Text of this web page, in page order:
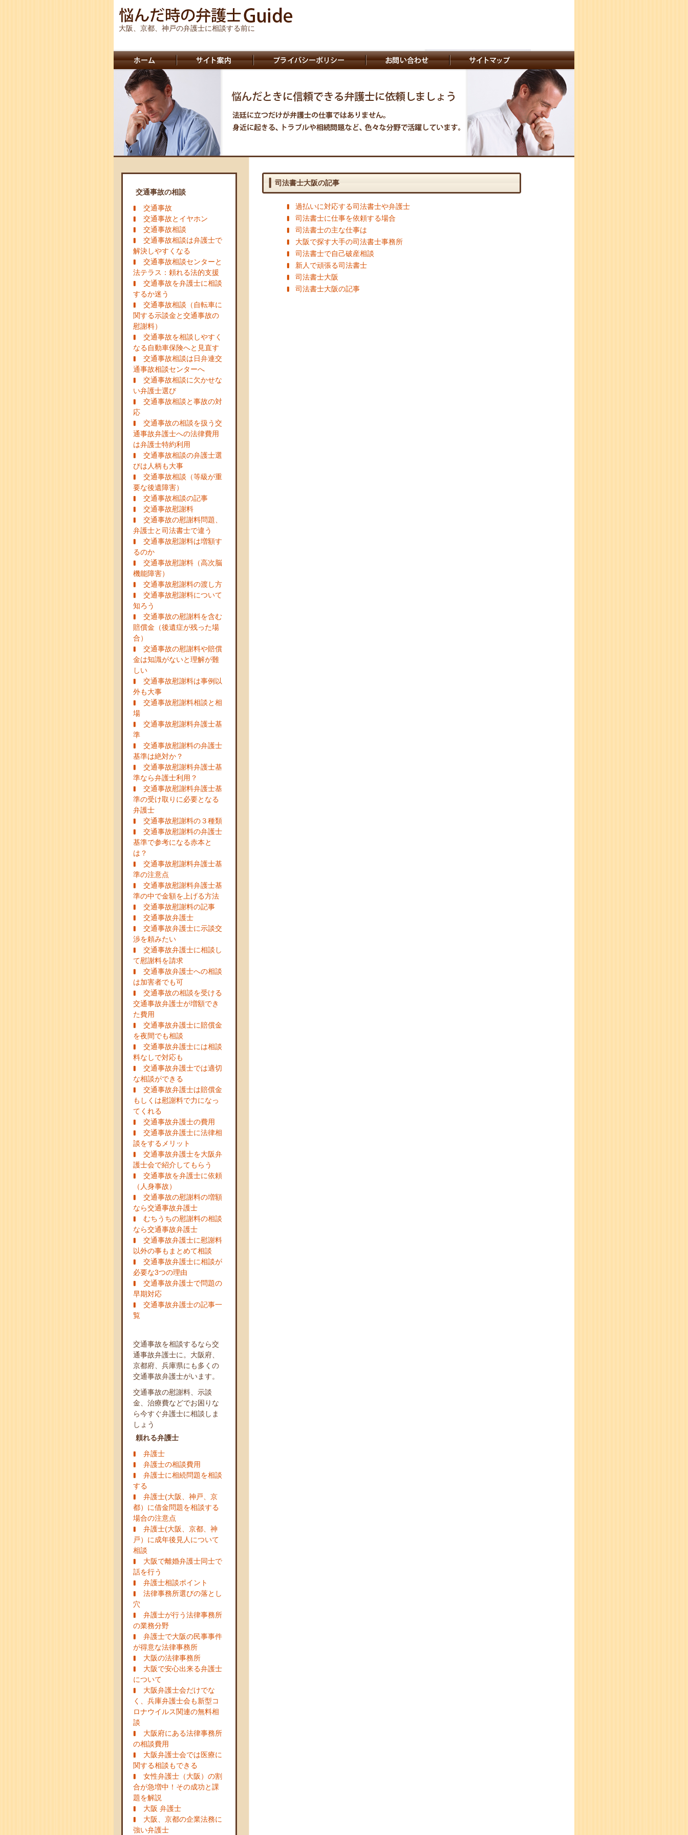
大阪、京都、神戸の弁護士に相談する前に
交通事故の相談
交通事故
交通事故とイヤホン
交通事故相談
交通事故相談は弁護士で
解決しやすくなる
交通事故相談センターと
法テラス：頼れる法的支援
交通事故を弁護士に相談
するか迷う
交通事故相談（自転車に
関する示談金と交通事故の
慰謝料）
交通事故を相談しやすく
なる自動車保険へと見直す
交通事故相談は日弁連交
通事故相談センターへ
交通事故相談に欠かせな
い弁護士選び
交通事故相談と事故の対
応
交通事故の相談を扱う交
通事故弁護士への法律費用
は弁護士特約利用
交通事故相談の弁護士選
びは人柄も大事
交通事故相談（等級が重
要な後遺障害）
交通事故相談の記事
交通事故慰謝料
交通事故の慰謝料問題、
弁護士と司法書士で違う
交通事故慰謝料は増額す
るのか
交通事故慰謝料（高次脳
機能障害）
交通事故慰謝料の渡し方
交通事故慰謝料について
知ろう
交通事故の慰謝料を含む
賠償金（後遺症が残った場
合）
交通事故の慰謝料や賠償
金は知識がないと理解が難
しい
交通事故慰謝料は事例以
外も大事
交通事故慰謝料相談と相
場
交通事故慰謝料弁護士基
準
交通事故慰謝料の弁護士
基準は絶対か？
交通事故慰謝料弁護士基
準なら弁護士利用？
交通事故慰謝料弁護士基
準の受け取りに必要となる
弁護士
交通事故慰謝料の３種類
交通事故慰謝料の弁護士
基準で参考になる赤本と
は？
交通事故慰謝料弁護士基
準の注意点
交通事故慰謝料弁護士基
準の中で金額を上げる方法
交通事故慰謝料の記事
交通事故弁護士
交通事故弁護士に示談交
渉を頼みたい
交通事故弁護士に相談し
て慰謝料を請求
交通事故弁護士への相談
は加害者でも可
交通事故の相談を受ける
交通事故弁護士が増額でき
た費用
交通事故弁護士に賠償金
を夜間でも相談
交通事故弁護士には相談
料なしで対応も
交通事故弁護士では適切
な相談ができる
交通事故弁護士は賠償金
もしくは慰謝料で力になっ
てくれる
交通事故弁護士の費用
交通事故弁護士に法律相
談をするメリット
交通事故弁護士を大阪弁
護士会で紹介してもらう
交通事故を弁護士に依頼
（人身事故）
交通事故の慰謝料の増額
なら交通事故弁護士
むちうちの慰謝料の相談
なら交通事故弁護士
交通事故弁護士に慰謝料
以外の事もまとめて相談
交通事故弁護士に相談が
必要な3つの理由
交通事故弁護士で問題の
早期対応
交通事故弁護士の記事一
覧
交通事故を相談するなら交
通事故弁護士に。大阪府、
京都府、兵庫県にも多くの
交通事故弁護士がいます。
交通事故の慰謝料、示談
金、治療費などでお困りな
ら今すぐ弁護士に相談しま
しょう
頼れる弁護士
弁護士
弁護士の相談費用
弁護士に相続問題を相談
する
弁護士(大阪、神戸、京
都）に借金問題を相談する
場合の注意点
弁護士(大阪、京都、神
戸）に成年後見人について
相談
大阪で離婚弁護士同士で
話を行う
弁護士相談ポイント
法律事務所選びの落とし
穴
弁護士が行う法律事務所
の業務分野
弁護士で大阪の民事事件
が得意な法律事務所
大阪の法律事務所
大阪で安心出来る弁護士
について
大阪弁護士会だけでな
く、兵庫弁護士会も新型コ
ロナウイルス関連の無料相
談
大阪府にある法律事務所
の相談費用
大阪弁護士会では医療に
関する相談もできる
女性弁護士（大阪）の割
合が急増中！その成功と課
題を解説
大阪 弁護士
大阪、京都の企業法務に
強い弁護士
司法書士大阪の記事
過払いに対応する司法書士や弁護士
司法書士に仕事を依頼する場合
司法書士の主な仕事は
大阪で探す大手の司法書士事務所
司法書士で自己破産相談
新人で頑張る司法書士
司法書士大阪
司法書士大阪の記事